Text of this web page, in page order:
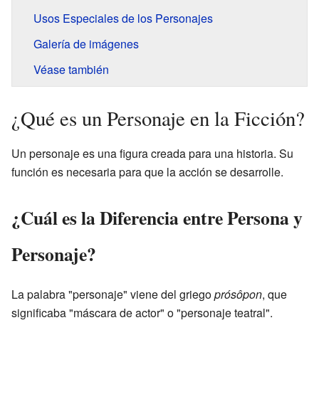
Usos Especiales de los Personajes
Galería de imágenes
Véase también
¿Qué es un Personaje en la Ficción?
Un personaje es una figura creada para una historia. Su
función es necesaria para que la acción se desarrolle.
¿Cuál es la Diferencia entre Persona y
Personaje?
La palabra "personaje" viene del griegoprósôpon, que
significaba "máscara de actor" o "personaje teatral".